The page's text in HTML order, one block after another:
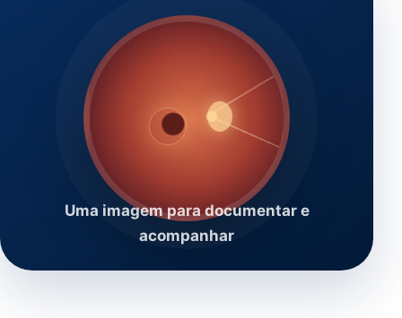
Uma imagem para documentar e
acompanhar